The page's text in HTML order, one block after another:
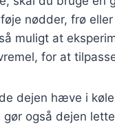
nødder, frø
muligt at
for at
dejen hæve i
også dejen